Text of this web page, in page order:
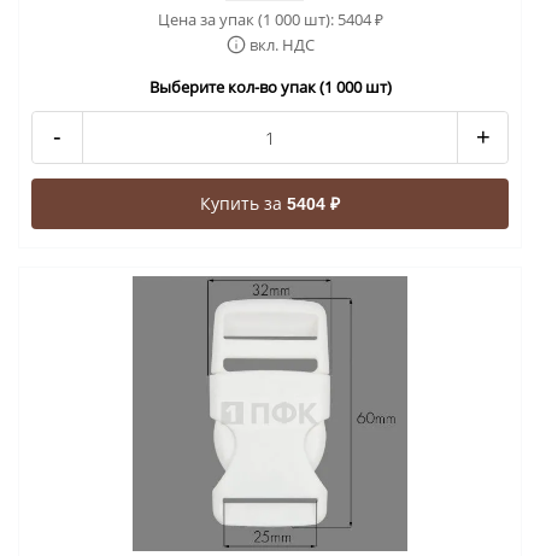
Цена за упак (1 000 шт): 5404₽
вкл. НДС
Выберите кол-во упак (1 000 шт)
- +
Купить за 5404 ₽